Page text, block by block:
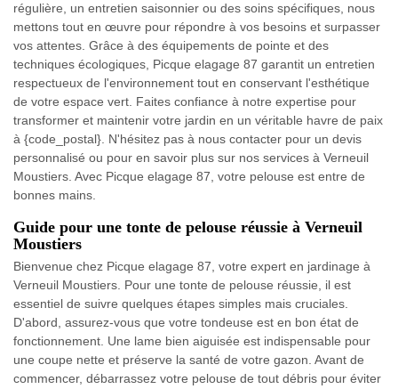
régulière, un entretien saisonnier ou des soins spécifiques, nous
mettons tout en œuvre pour répondre à vos besoins et surpasser
vos attentes. Grâce à des équipements de pointe et des
techniques écologiques, Picque elagage 87 garantit un entretien
respectueux de l'environnement tout en conservant l'esthétique
de votre espace vert. Faites confiance à notre expertise pour
transformer et maintenir votre jardin en un véritable havre de paix
à {code_postal}. N'hésitez pas à nous contacter pour un devis
personnalisé ou pour en savoir plus sur nos services à Verneuil
Moustiers. Avec Picque elagage 87, votre pelouse est entre de
bonnes mains.
Guide pour une tonte de pelouse réussie à Verneuil
Moustiers
Bienvenue chez Picque elagage 87, votre expert en jardinage à
Verneuil Moustiers. Pour une tonte de pelouse réussie, il est
essentiel de suivre quelques étapes simples mais cruciales.
D'abord, assurez-vous que votre tondeuse est en bon état de
fonctionnement. Une lame bien aiguisée est indispensable pour
une coupe nette et préserve la santé de votre gazon. Avant de
commencer, débarrassez votre pelouse de tout débris pour éviter